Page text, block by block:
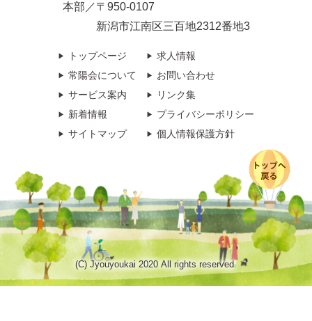
本部／〒950-0107
新潟市江南区三百地2312番地3
トップページ
常陽会について
サービス案内
新着情報
サイトマップ
求人情報
お問い合わせ
リンク集
プライバシーポリシー
個人情報保護方針
(C) Jyouyoukai 2020 All rights reserved.